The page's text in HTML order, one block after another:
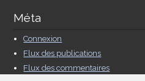
Méta
Connexion
Flux des publications
Flux des commentaires